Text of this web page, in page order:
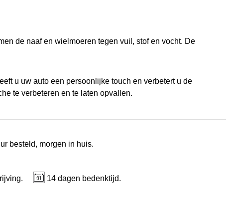
de naaf en wielmoeren tegen vuil, stof en vocht. De
u uw auto een persoonlijke touch en verbetert u de
te verbeteren en te laten opvallen.
besteld, morgen in huis.
14 dagen bedenktijd.